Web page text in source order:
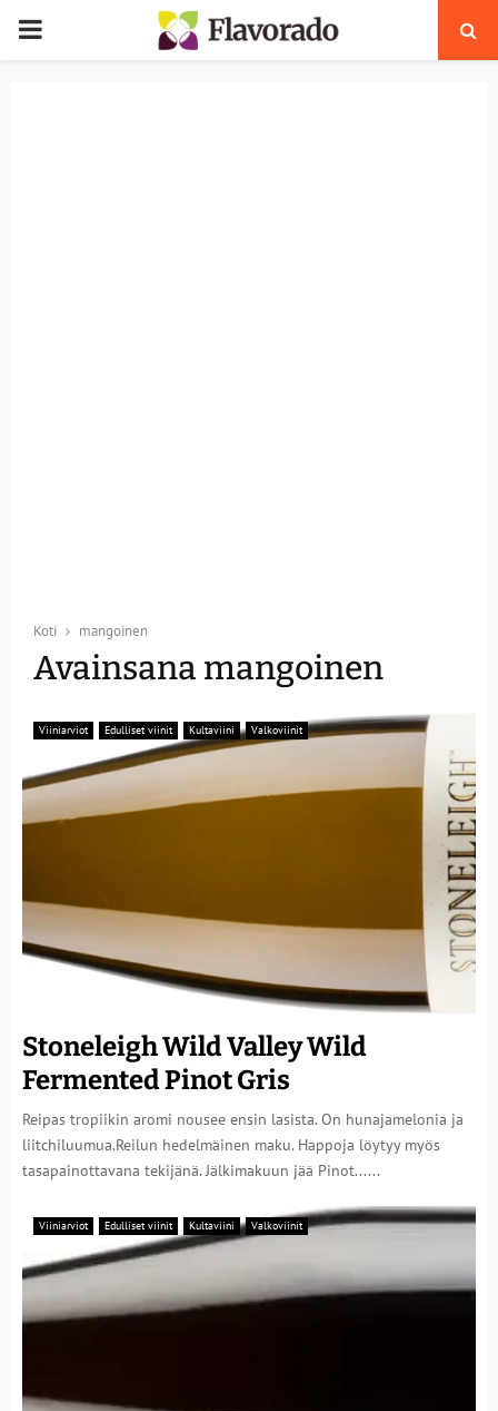
PRIMARY
Koti mangoinen
Avainsana mangoinen
Viiniarviot Edulliset viinit Kultaviini Valkoviinit
Stoneleigh Wild Valley Wild
Fermented Pinot Gris
Reipas tropiikin aromi nousee ensin lasista. On hunajamelonia ja
liitchiluumua.Reilun hedelmäinen maku. Happoja löytyy myös
tasapainottavana tekijänä. Jälkimakuun jää Pinot......
Viiniarviot Edulliset viinit Kultaviini Valkoviinit